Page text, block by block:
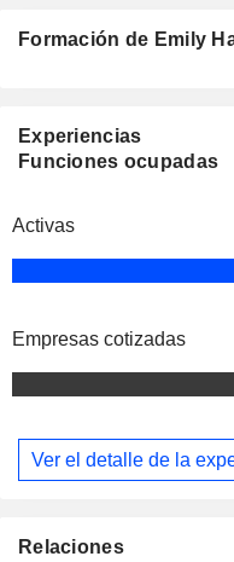
Formación de Emily
Experiencias
Funciones ocupadas
Activas
Empresas cotizadas
Ver el detalle de la
Relaciones